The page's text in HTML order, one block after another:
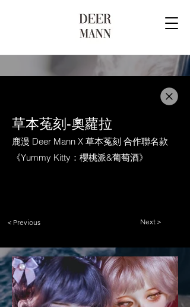
草本菟刻-奧蘿拉
鹿漫 Deer Mann X 草本菟刻 合作聯名款
《Yummy Kitty：櫻桃派&葡萄酒》
＜Previous Next＞